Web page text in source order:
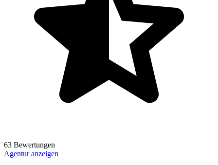
63 Bewertungen
Agentur anzeigen